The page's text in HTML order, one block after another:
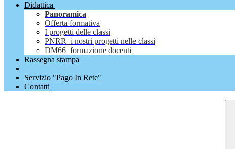
Didattica
Panoramica
Offerta formativa
I progetti delle classi
PNRR_i nostri progetti nelle classi
DM66_formazione docenti
Rassegna stampa
Servizio "Pago In Rete"
Contatti